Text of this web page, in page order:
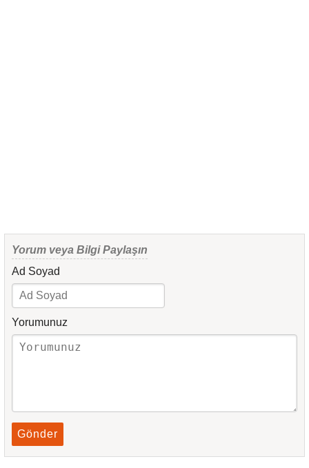
Yorum veya Bilgi Paylaşın
Ad Soyad
Yorumunuz
Gönder